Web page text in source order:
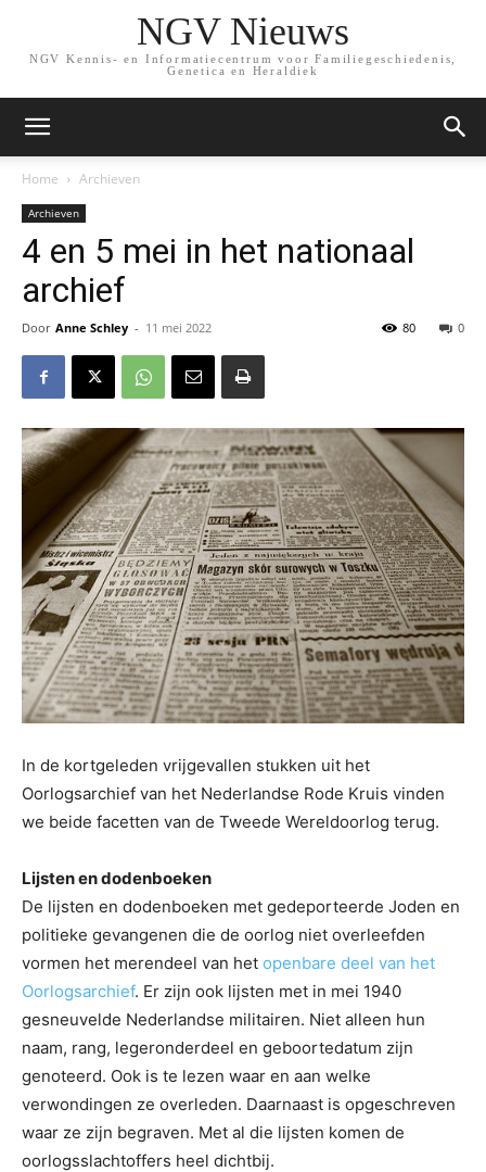
NGV Nieuws
NGV Kennis- en Informatiecentrum voor Familiegeschiedenis,
Genetica en Heraldiek
Home Archieven
Archieven
4 en 5 mei in het nationaal
archief
Door Anne Schley - 11 mei 2022 0
80
In de kortgeleden vrijgevallen stukken uit het
Oorlogsarchief van het Nederlandse Rode Kruis vinden
we beide facetten van de Tweede Wereldoorlog terug.
Lijsten en dodenboeken
De lijsten en dodenboeken met gedeporteerde Joden en
politieke gevangenen die de oorlog niet overleefden
vormen het merendeel van het openbare deel van het
Oorlogsarchief. Er zijn ook lijsten met in mei 1940
gesneuvelde Nederlandse militairen. Niet alleen hun
naam, rang, legeronderdeel en geboortedatum zijn
genoteerd. Ook is te lezen waar en aan welke
verwondingen ze overleden. Daarnaast is opgeschreven
waar ze zijn begraven. Met al die lijsten komen de
oorlogsslachtoffers heel dichtbij.